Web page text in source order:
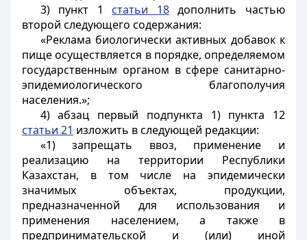
3) пункт 1 статьи 18дополнить частью
второй следующего содержания:
«Реклама биологически активных добавок к
пище осуществляется в порядке, определяемом
государственным органом в сфере санитарно-
эпидемиологического благополучия
населения.»;
4) абзац первый подпункта 1) пункта 12
статьи 21 изложить в следующей редакции:
«1) запрещать ввоз, применение и
реализацию на территории Республики
Казахстан, в том числе на эпидемически
значимых объектах, продукции,
предназначенной для использования и
применения населением, а также в
предпринимательской и (или) иной